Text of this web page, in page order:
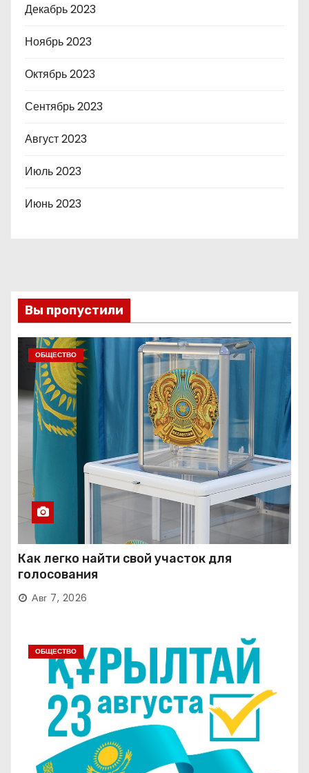
Декабрь 2023
Ноябрь 2023
Октябрь 2023
Сентябрь 2023
Август 2023
Июль 2023
Июнь 2023
Вы пропустили
ОБЩЕСТВО
Как легко найти свой участок для
голосования
Авг 7, 2026
ОБЩЕСТВО